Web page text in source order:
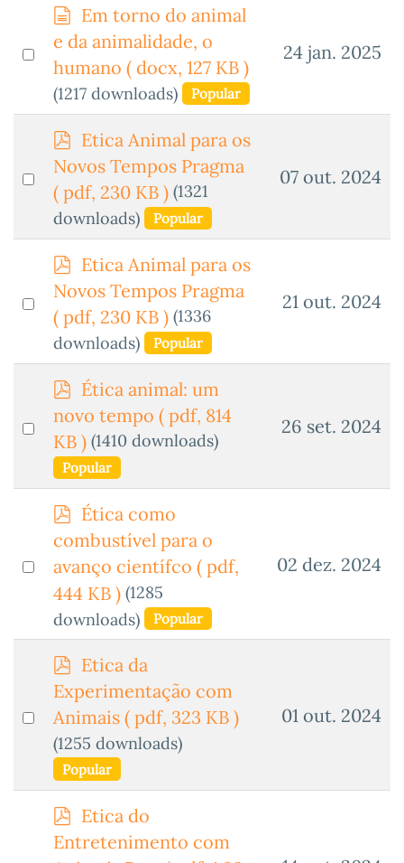
Select
item
d
o
c
u
m
n
t
o
Em torno do animal
e da animalidade, o
humano ( docx, 127 KB )
(1217 downloads) Popular
24 jan. 2025
Select
item
p
f
Etica Animal para os
Novos Tempos Pragma
( pdf, 230 KB ) (1321
downloads)
Popular
07 out. 2024
Select
item
p
f
Etica Animal para os
Novos Tempos Pragma
( pdf, 230 KB ) (1336
downloads)
Popular
21 out. 2024
Select
item
p
f
Ética animal: um
novo tempo ( pdf, 814
KB ) (1410 downloads)
Popular
26 set. 2024
Select
item
p
d
f
Ética como
combustível para o
avanço científco ( pdf,
444 KB ) (1285
downloads)
Popular
02 dez. 2024
Select
item
p
d
f
Etica da
Experimentação com
Animais ( pdf, 323 KB )
(1255 downloads)
Popular
01 out. 2024
p
d
f
Etica do
Entretenimento com